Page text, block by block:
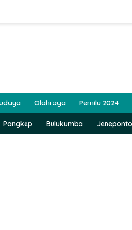
Olahraga Pemilu 2024
Pangkep Bulukumba Jeneponto